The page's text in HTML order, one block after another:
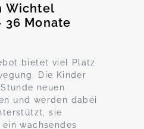
Wichtel
36 Monate
bietet viel Platz
Die Kinder
neuen
und werden dabei
sie
wachsendes